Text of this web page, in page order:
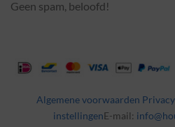
Geen spam, beloofd!
Algemene voorwaarden
instellingenE-mail: